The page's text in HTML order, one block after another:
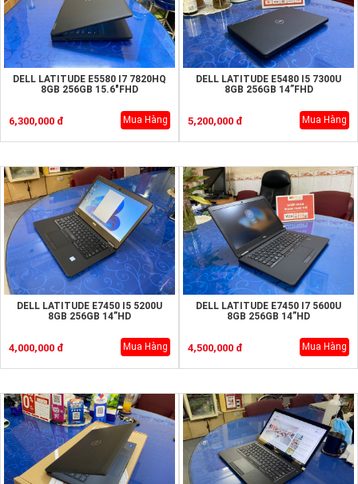
DELL LATITUDE E5580 I7 7820HQ
8GB 256GB 15.6"FHD
6,300,000 đ Mua Hàng
DELL LATITUDE E5480 I5 7300U
8GB 256GB 14”FHD
5,200,000 đ Mua Hàng
DELL LATITUDE E7450 I5 5200U
8GB 256GB 14”HD
4,000,000 đ Mua Hàng
DELL LATITUDE E7450 I7 5600U
8GB 256GB 14”HD
4,500,000 đ Mua Hàng